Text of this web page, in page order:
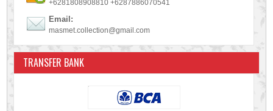
+6281808908810 +6287886070541
Email:
masmet.collection@gmail.com
TRANSFER BANK